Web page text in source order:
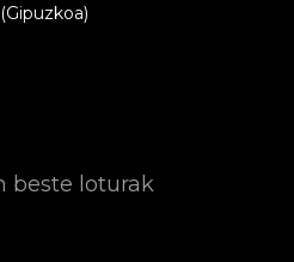
beste loturak